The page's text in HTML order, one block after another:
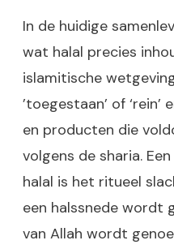
In de huidige
wat halal precies
islamitische
’toegestaan’ of
en producten die
volgens de sharia.
halal is het ritueel
een halssnede wordt
van Allah wordt